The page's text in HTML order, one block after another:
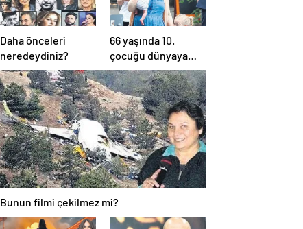
Daha önceleri
neredeydiniz?
66 yaşında 10.
çocuğu dünyaya
getirmek…
Bunun filmi çekilmez mi?